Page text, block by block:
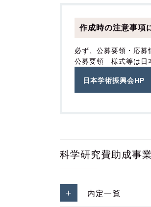
作成時の注意事項
必ず、公募要領・応
公募要領 様式等は日
日本学術振興会HP
科学研究費助成事
内定一覧